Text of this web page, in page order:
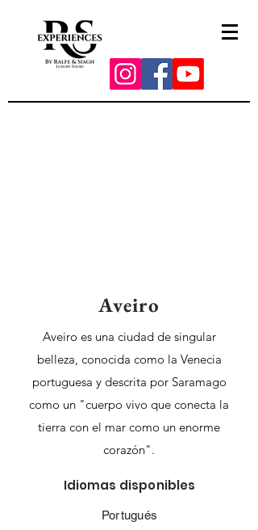
Aveiro
Aveiro es una ciudad de singular
belleza, conocida como la Venecia
portuguesa y descrita por Saramago
como un "cuerpo vivo que conecta la
tierra con el mar como un enorme
corazón".
Idiomas disponibles
Portugués